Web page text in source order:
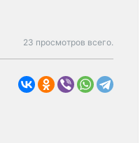
23 просмотров всего.